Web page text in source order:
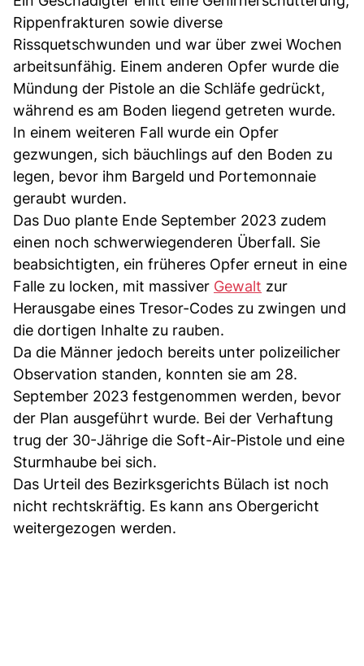
Rippenfrakturen sowie diverse
Rissquetschwunden und war über zwei Wochen
arbeitsunfähig. Einem anderen Opfer wurde die
Mündung der Pistole an die Schläfe gedrückt,
während es am Boden liegend getreten wurde.
In einem weiteren Fall wurde ein Opfer
gezwungen, sich bäuchlings auf den Boden zu
legen, bevor ihm Bargeld und Portemonnaie
geraubt wurden.
Das Duo plante Ende September 2023 zudem
einen noch schwerwiegenderen Überfall. Sie
beabsichtigten, ein früheres Opfer erneut in eine
Falle zu locken, mit massiver Gewalt zur
Herausgabe eines Tresor-Codes zu zwingen und
die dortigen Inhalte zu rauben.
Da die Männer jedoch bereits unter polizeilicher
Observation standen, konnten sie am 28.
September 2023 festgenommen werden, bevor
der Plan ausgeführt wurde. Bei der Verhaftung
trug der 30-Jährige die Soft-Air-Pistole und eine
Sturmhaube bei sich.
Das Urteil des Bezirksgerichts Bülach ist noch
nicht rechtskräftig. Es kann ans Obergericht
weitergezogen werden.